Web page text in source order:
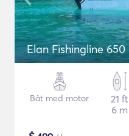
Elan Fishingline 650
Båt med motor
21 ft
6 m